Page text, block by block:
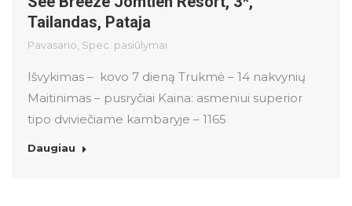
Tailandas, Pataja
Pavasario Spec. pasiūlymai
Išvykimas – kovo 7 dieną Trukmė – 14 nakvynių
Maitinimas – pusryčiai Kaina: asmeniui superior
tipo dviviečiame kambaryje – 1165
Daugiau